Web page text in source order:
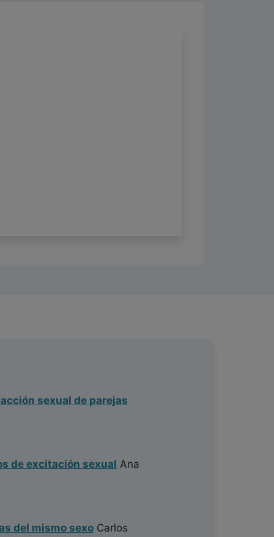
sexual de parejas
de excitación sexual Ana
del mismo sexoCarlos